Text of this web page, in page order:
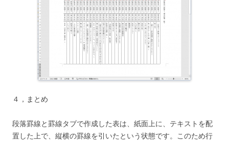
４，まとめ
段落罫線と罫線タブで作成した表は、紙面上に、テキストを配
置した上で、縦横の罫線を引いたという状態です。このため行